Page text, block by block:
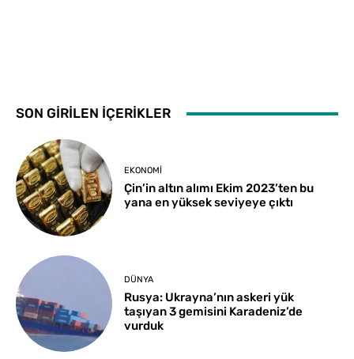
SON GİRİLEN İÇERİKLER
EKONOMI
Çin’in altın alımı Ekim 2023’ten bu
yana en yüksek seviyeye çıktı
DÜNYA
Rusya: Ukrayna’nın askeri yük
taşıyan 3 gemisini Karadeniz’de
vurduk